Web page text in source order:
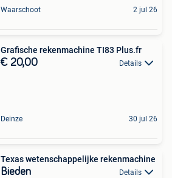
Waarschoot 2 jul 26
Grafische rekenmachine TI83 Plus.fr
€ 20,00 Details
Deinze 30 jul 26
Texas wetenschappelijke rekenmachine
Bieden Details